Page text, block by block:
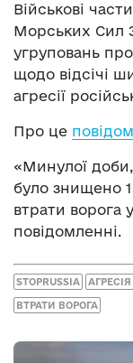
Військові
Морських Сил
угруповань
щодо відсічі
агресії
Про це
«Минулої
було знищено
втрати ворога
повідомленні.
STOPRUSSIA
ВТРАТИ ВОРОГА